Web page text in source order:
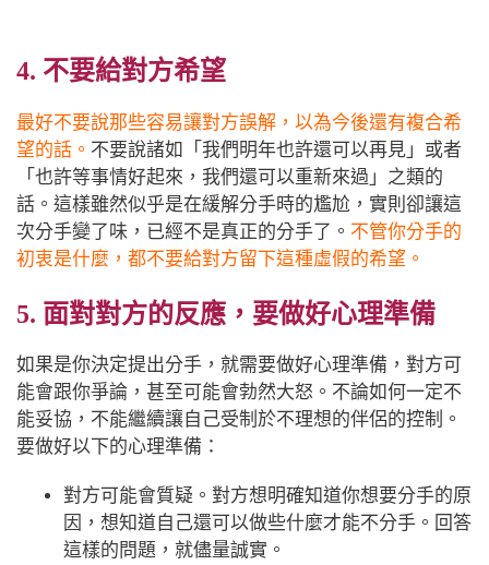
4. 不要給對方希望
最好不要說那些容易讓對方誤解，以為今後還有複合希
望的話。 不要說諸如「我們明年也許還可以再見」或者
「也許等事情好起來，我們還可以重新來過」之類的
話。這樣雖然似乎是在緩解分手時的尷尬，實則卻讓這
次分手變了味，已經不是真正的分手了。 不管你分手的
初衷是什麼，都不要給對方留下這種虛假的希望。
5. 面對對方的反應，要做好心理準備
如果是你決定提出分手，就需要做好心理準備，對方可
能會跟你爭論，甚至可能會勃然大怒。不論如何一定不
能妥協，不能繼續讓自己受制於不理想的伴侶的控制。
要做好以下的心理準備：
對方可能會質疑。對方想明確知道你想要分手的原
因，想知道自己還可以做些什麼才能不分手。回答
這樣的問題，就儘量誠實。